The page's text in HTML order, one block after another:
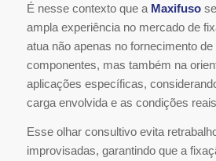
É nesse contexto que a Maxifusose
ampla experiência no mercado de
atua não apenas no fornecimento
componentes, mas também na
aplicações específicas,
carga envolvida e as condições
Esse olhar consultivo evita
improvisadas, garantindo que a